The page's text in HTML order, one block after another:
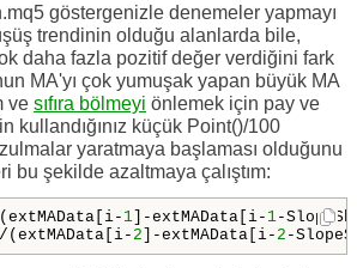
göstergenizle denemeler yapmayı
trendinin olduğu alanlarda bile,
daha fazla pozitif değer verdiğini fark
MA'yı çok yumuşak yapan büyük MA
ve sıfıra bölmeyi önlemek için pay ve
kullandığınız küçük Point()/100
yaratmaya başlaması olduğunu
bu şekilde azaltmaya çalıştım:
1]-extMAData[i- 1-
2]-extMAData[i- 2 -